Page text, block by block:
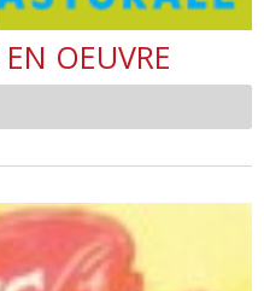
OEUVRE